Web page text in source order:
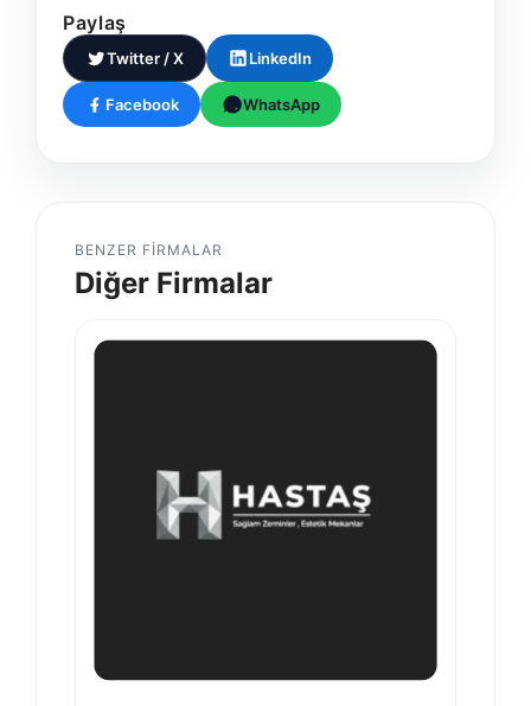
Paylaş
Twitter / X LinkedIn
Facebook WhatsApp
BENZER FIRMALAR
Diğer Firmalar